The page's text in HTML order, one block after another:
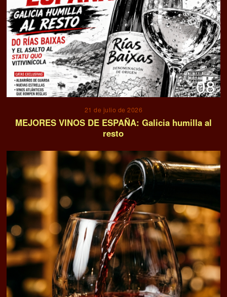
08
21 de julio de 2026
MEJORES VINOS DE ESPAÑA: Galicia humilla al
resto